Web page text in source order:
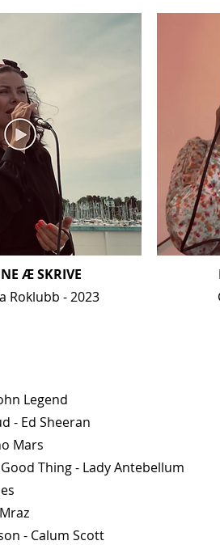
Æ SKRIVE
Roklubb - 2023
Legend
- Ed Sheeran
Mars
Thing - Lady Antebellum
- Calum Scott